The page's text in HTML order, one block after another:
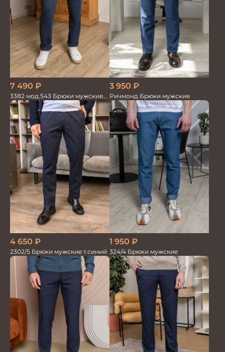
7 490 ₽
3382 мод.543 Брюки мужские
син.меланж трикотаж
3 950 ₽
Ричмонд Брюки мужские
4 650 ₽
2302/5 Брюки мужские т.синий
1 950 ₽
324/4 Брюки мужские